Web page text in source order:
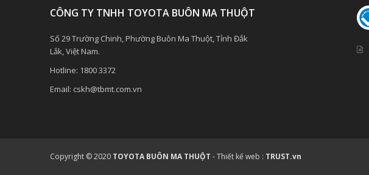
CÔNG TY TNHH TOYOTA BUÔN MA THUỘT
Số 29 Trường Chinh, Phường Buôn Ma Thuột, Tỉnh Đắk
Lắk, Việt Nam.
Hotline: 1800 3372
Email: cskh@tbmt.com.vn
Copyright © 2020 TOYOTA BUÔN MA THUỘT -Thiết kế web : TRUST.vn